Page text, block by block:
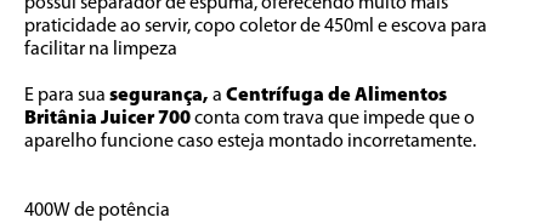
praticidade ao servir, copo coletor de 450ml e escova para
facilitar na limpeza
E para sua segurança, a Centrífuga de Alimentos
Britânia Juicer 700 conta com trava que impede que o
aparelho funcione caso esteja montado incorretamente.
400W de potência